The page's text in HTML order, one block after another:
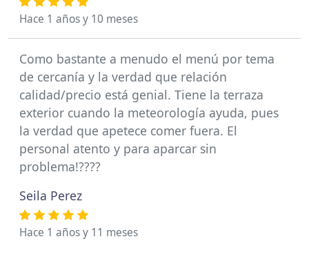
Hace 1 años y 10 meses
Como bastante a menudo el menú por tema
de cercanía y la verdad que relación
calidad/precio está genial. Tiene la terraza
exterior cuando la meteorología ayuda, pues
la verdad que apetece comer fuera. El
personal atento y para aparcar sin
problema!????
Seila Perez
Hace 1 años y 11 meses